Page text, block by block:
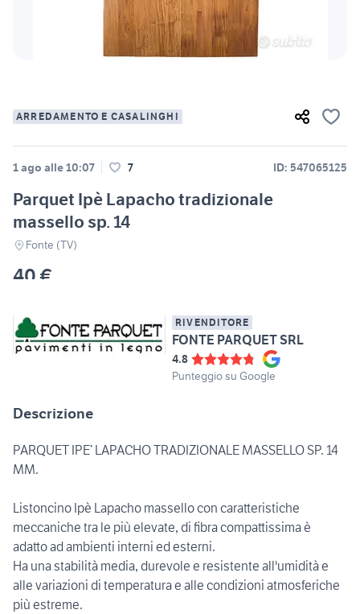
ARREDAMENTO E CASALINGHI
1 ago alle 10:07 7 ID: 547065125
Parquet Ipè Lapacho tradizionale
massello sp. 14
Fonte (TV)
40 €
RIVENDITORE
FONTE PARQUET SRL
4.8
Punteggio su Google
Descrizione
PARQUET IPE’ LAPACHO TRADIZIONALE MASSELLO SP. 14
MM.
Listoncino Ipè Lapacho massello con caratteristiche
meccaniche tra le più elevate, di fibra compattissima è
adatto ad ambienti interni ed esterni.
Ha una stabilità media, durevole e resistente all'umidità e
alle variazioni di temperatura e alle condizioni atmosferiche
più estreme.